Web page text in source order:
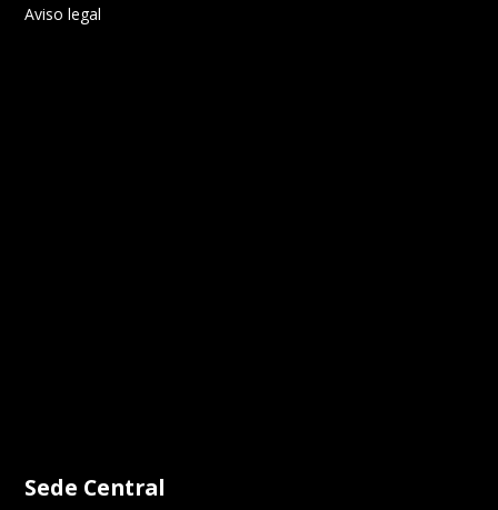
Aviso legal
Sede Central